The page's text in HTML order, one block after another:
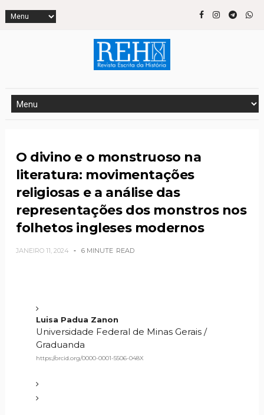
O divino e o monstruoso na
literatura: movimentações
religiosas e a análise das
representações dos monstros nos
folhetos ingleses modernos
JANEIRO 11, 2024 6 MINUTE READ
Luisa Padua Zanon
Universidade Federal de Minas Gerais /
Graduanda
https://orcid.org/0000-0001-5506-048X